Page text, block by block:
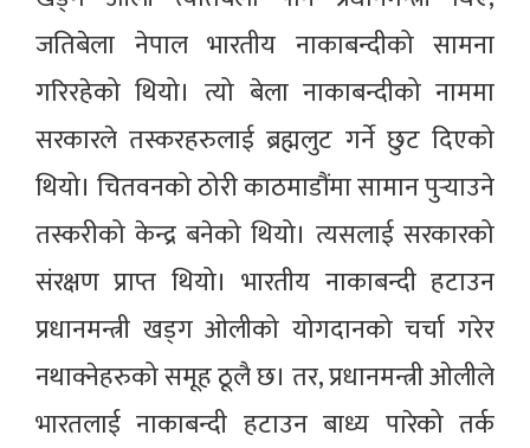
जतिबेला नेपाल भारतीय नाकाबन्दीको सामना
गरिरहेको थियो। त्यो बेला नाकाबन्दीको नाममा
सरकारले तस्करहरुलाई ब्रह्मलुट गर्ने छुट दिएको
थियो। चितवनको ठोरी काठमाडौंमा सामान पुर्‍याउने
तस्करीको केन्द्र बनेको थियो। त्यसलाई सरकारको
संरक्षण प्राप्त थियो। भारतीय नाकाबन्दी हटाउन
प्रधानमन्त्री खड्ग ओलीको योगदानको चर्चा गरेर
नथाक्नेहरुको समूह ठूलै छ। तर, प्रधानमन्त्री ओलीले
भारतलाई नाकाबन्दी हटाउन बाध्य पारेको तर्क